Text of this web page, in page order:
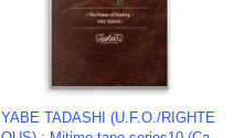
YABE TADASHI (U.F.O./RIGHTE